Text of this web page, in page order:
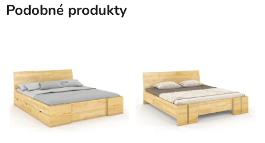
Podobné produkty